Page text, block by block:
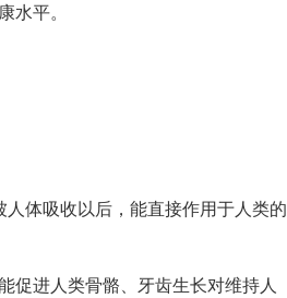
水平。
体吸收以后，能直接作用于人类的
进人类骨骼、牙齿生长对维持人